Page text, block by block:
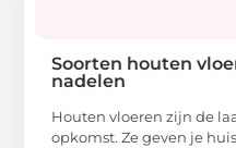
Soorten houten
nadelen
Houten vloeren zijn de
opkomst. Ze geven je